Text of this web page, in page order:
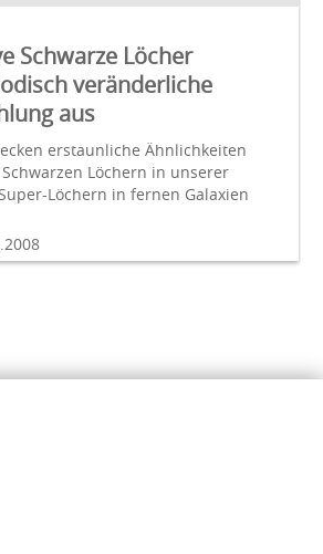
Schwarze Löcher
veränderliche
aus
erstaunliche Ähnlichkeiten
Löchern in unserer
Löchern in fernen Galaxien